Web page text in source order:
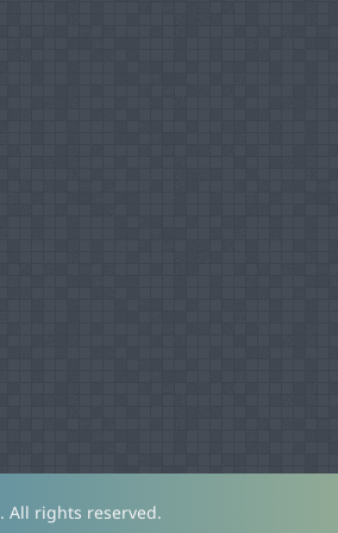
. All rights reserved.